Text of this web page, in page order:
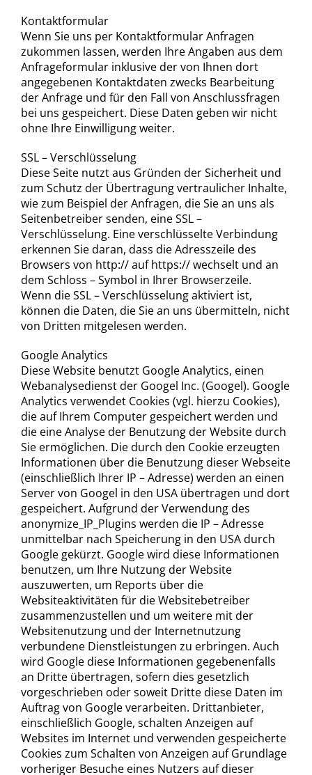
Kontaktformular
Wenn Sie uns per Kontaktformular Anfragen
zukommen lassen, werden Ihre Angaben aus dem
Anfrageformular inklusive der von Ihnen dort
angegebenen Kontaktdaten zwecks Bearbeitung
der Anfrage und für den Fall von Anschlussfragen
bei uns gespeichert. Diese Daten geben wir nicht
ohne Ihre Einwilligung weiter.
SSL – Verschlüsselung
Diese Seite nutzt aus Gründen der Sicherheit und
zum Schutz der Übertragung vertraulicher Inhalte,
wie zum Beispiel der Anfragen, die Sie an uns als
Seitenbetreiber senden, eine SSL –
Verschlüsselung. Eine verschlüsselte Verbindung
erkennen Sie daran, dass die Adresszeile des
Browsers von http:// auf https:// wechselt und an
dem Schloss – Symbol in Ihrer Browserzeile.
Wenn die SSL – Verschlüsselung aktiviert ist,
können die Daten, die Sie an uns übermitteln, nicht
von Dritten mitgelesen werden.
Google Analytics
Diese Website benutzt Google Analytics, einen
Webanalysedienst der Googel Inc. (Googel). Google
Analytics verwendet Cookies (vgl. hierzu Cookies),
die auf Ihrem Computer gespeichert werden und
die eine Analyse der Benutzung der Website durch
Sie ermöglichen. Die durch den Cookie erzeugten
Informationen über die Benutzung dieser Webseite
(einschließlich Ihrer IP – Adresse) werden an einen
Server von Googel in den USA übertragen und dort
gespeichert. Aufgrund der Verwendung des
anonymize_IP_Plugins werden die IP – Adresse
unmittelbar nach Speicherung in den USA durch
Google gekürzt. Google wird diese Informationen
benutzen, um Ihre Nutzung der Website
auszuwerten, um Reports über die
Websiteaktivitäten für die Websitebetreiber
zusammenzustellen und um weitere mit der
Websitenutzung und der Internetnutzung
verbundene Dienstleistungen zu erbringen. Auch
wird Google diese Informationen gegebenenfalls
an Dritte übertragen, sofern dies gesetzlich
vorgeschrieben oder soweit Dritte diese Daten im
Auftrag von Google verarbeiten. Drittanbieter,
einschließlich Google, schalten Anzeigen auf
Websites im Internet und verwenden gespeicherte
Cookies zum Schalten von Anzeigen auf Grundlage
vorheriger Besuche eines Nutzers auf dieser